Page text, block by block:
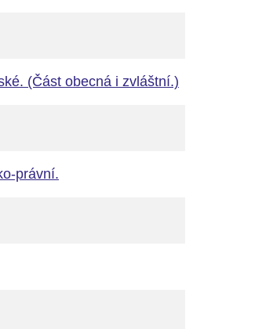
(Část obecná i zvláštní.)
právní.